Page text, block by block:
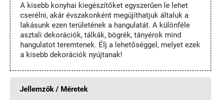
A kisebb konyhai kiegészítőket egyszerűen le lehet
cserélni, akár évszakonként megújíthatjuk általuk a
lakásunk ezen területének a hangulatát. A különféle
asztali dekorációk, tálkák, bögrék, tányérok mind
hangulatot teremtenek. Élj a lehetőséggel, melyet ezek
a kisebb dekorációk nyújtanak!
Jellemzők / Méretek